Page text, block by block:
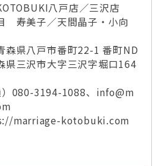
八戸店／三沢店
寿美子／天間晶子・小向
森県八戸市番町22-1 番町ND
県三沢市大字三沢字堀口164
）080-3194-1088、info@m
marriage-kotobuki.com